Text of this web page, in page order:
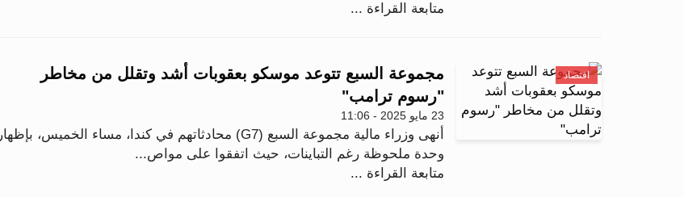
متابعة القراءة ...
اقتصاد
مجموعة السبع تتوعد موسكو بعقوبات أشد وتقلل من مخاطر
"رسوم ترامب"
23 مايو 2025 - 11:06
أنهى وزراء مالية مجموعة السبع (G7) محادثاتهم في كندا، مساء الخميس، بإظهار
وحدة ملحوظة رغم التباينات، حيث اتفقوا على مواص...
متابعة القراءة ...